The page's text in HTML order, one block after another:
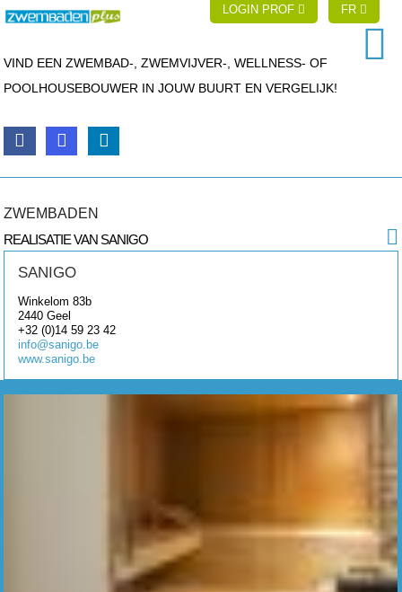
LOGIN PROF FR
VIND EEN ZWEMBAD-, ZWEMVIJVER-, WELLNESS- OF
POOLHOUSEBOUWER IN JOUW BUURT EN VERGELIJK!
ZWEMBADEN
REALISATIE VAN SANIGO
SANIGO
Winkelom 83b
2440 Geel
+32 (0)14 59 23 42
info@sanigo.be
www.sanigo.be